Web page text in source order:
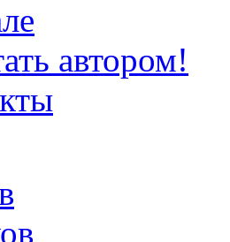
автором!